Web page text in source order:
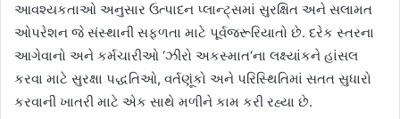
આવશ્યકતાઓ અનુસાર ઉત્પાદન પ્લાન્ટ્સમાં સુરક્ષિત અને સલામત
ઓપરેશન જે સંસ્થાની સફળતા માટે પૂર્વજરૂરિયાતો છે. દરેક સ્તરના
આગેવાનો અને કર્મચારીઓ ‘ઝીરો અકસ્માત‘ના લક્ષ્યાંકને હાંસલ
કરવા માટે સુરક્ષા પદ્ધતિઓ, વર્તણૂંકો અને પરિસ્થિતિમાં સતત સુધારો
કરવાની ખાતરી માટે એક સાથે મળીને કામ કરી રહ્યા છે.